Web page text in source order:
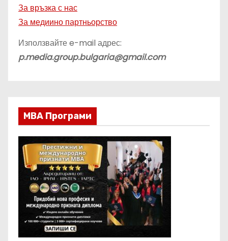
За връзка с нас
За медиино партньорство
Използвайте e-mail адрес:
p.media.group.bulgaria@gmail.com
МВА Програми